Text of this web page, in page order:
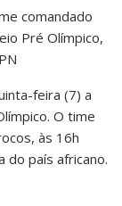
comandado
Pré Olímpico,
feira (7) a
O time
às 16h
do país africano.